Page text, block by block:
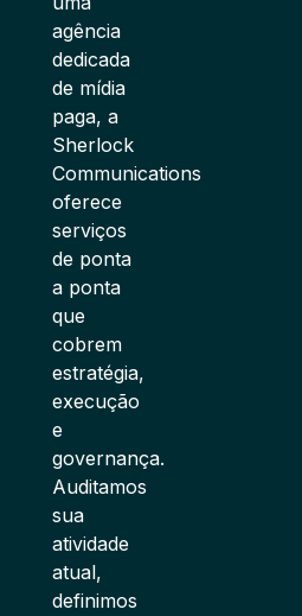
agência
dedicada
de mídia
paga, a
Sherlock
Communications
oferece
serviços
de ponta
a ponta
que
cobrem
estratégia,
execução
e
governança.
Auditamos
sua
atividade
atual,
definimos